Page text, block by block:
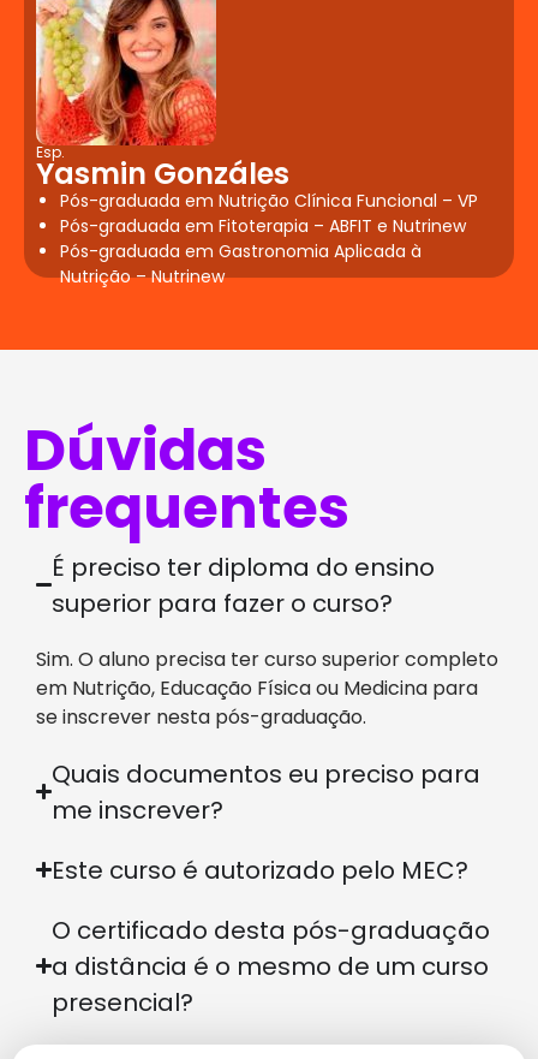
Esp.
Yasmin Gonzáles
Pós-graduada em Nutrição Clínica Funcional – VP
Pós-graduada em Fitoterapia – ABFIT e Nutrinew
Pós-graduada em Gastronomia Aplicada à
Nutrição – Nutrinew
Dúvidas
frequentes
É preciso ter diploma do ensino
superior para fazer o curso?
Sim. O aluno precisa ter curso superior completo
em Nutrição, Educação Física ou Medicina para
se inscrever nesta pós-graduação.
Quais documentos eu preciso para
me inscrever?
Este curso é autorizado pelo MEC?
O certificado desta pós-graduação
a distância é o mesmo de um curso
presencial?